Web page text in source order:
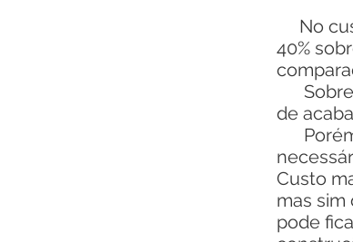
No
40%
Sobre
de
Custo
mas sim
pode